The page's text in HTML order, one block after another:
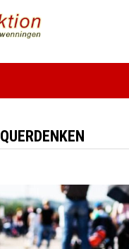
QUERDENKEN